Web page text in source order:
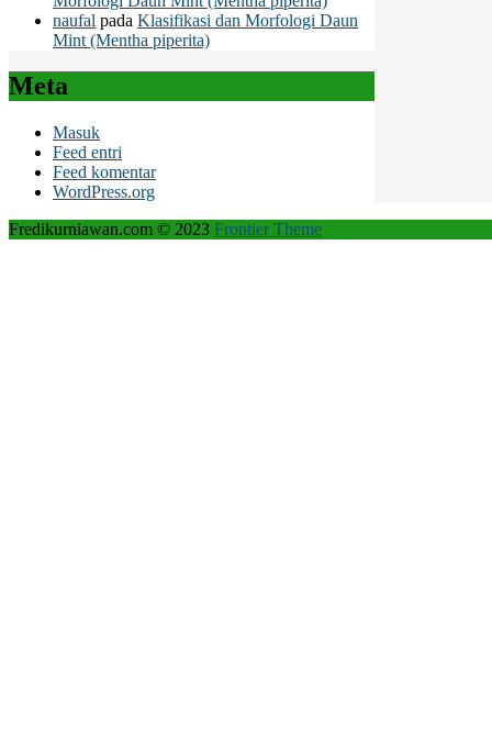
naufal pada Klasifikasi dan Morfologi Daun
Mint (Mentha piperita)
Meta
Masuk
Feed entri
Feed komentar
WordPress.org
Fredikurniawan.com © 2023 Frontier Theme